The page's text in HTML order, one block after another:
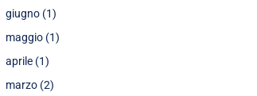
giugno (1)
maggio (1)
aprile (1)
marzo (2)